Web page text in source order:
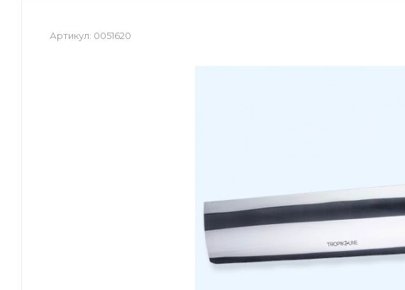
Артикул: 0051620